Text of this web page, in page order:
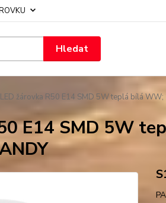
Hledat
LED žárovka R50 E14 SMD 5W teplá bílá
E14 SMD 5W